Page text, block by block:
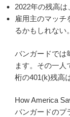
2022年の残高は
雇用主のマッチ
るかもしれない。
バンガードでは
ます。その一
桁の401(k)残高
How America
バンガードのプ